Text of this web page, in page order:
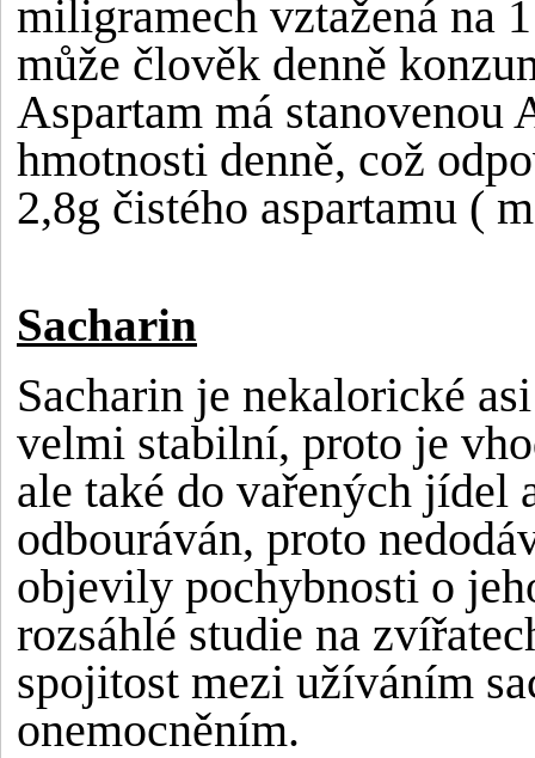
miligramech vztažená na
může člověk denně
Aspartam má stanovenou
hmotnosti denně, což
2,8g čistého aspartamu (
Sacharin
Sacharin je nekalorické
velmi stabilní, proto je
ale také do vařených jídel
odbouráván, proto
objevily pochybnosti o
rozsáhlé studie na
spojitost mezi užíváním
onemocněním.